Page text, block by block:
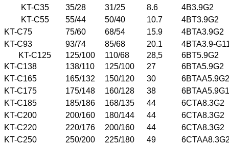
KT-C35
35/28 31/25 8.6
4B3.9G2
KT-C55
55/44 50/40 10.7
4BT3.9G2
KT-C75
75/60 68/54 15.9
4BTA3.9G2
KT-C93
93/74 85/68 20.1
4BTA3.9-
KT-C125
125/100 110/68 28,5
6BT5.9G2
KT-C138
138/110 125/100 27
6BTA5.9G2
KT-C165
165/132 150/120 30
6BTAA5.9G2
KT-C175
175/148 160/128 38
KT-C185
185/186 168/135 44
6CTA8.3G2
KT-C200
200/160 180/144 44
6CTA8.3G2
KT-C220
220/176 200/160 44
6CTA8.3G2
KT-C250
250/200 225/180 49